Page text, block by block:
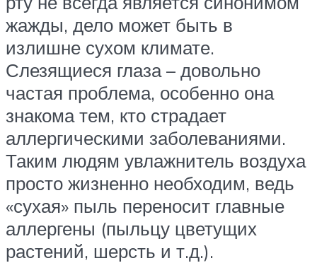
жажды, дело может быть в
излишне сухом климате.
Слезящиеся глаза – довольно
частая проблема, особенно она
знакома тем, кто страдает
аллергическими заболеваниями.
Таким людям увлажнитель воздуха
просто жизненно необходим, ведь
«сухая» пыль переносит главные
аллергены (пыльцу цветущих
растений, шерсть и т.д.).